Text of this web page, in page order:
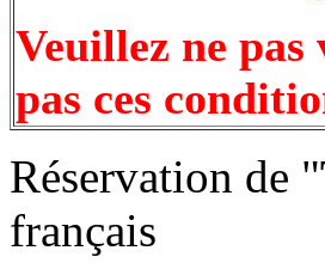
Veuillez ne
pas ces
Réservation de "
français